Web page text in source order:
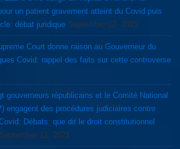
un patient gravement atteint du Covid puis
débat juridique September 12, 2021
Court donne raison au Gouverneur du
Covid: rappel des faits sur cette controverse
gouverneurs républicains et le Comité National
engagent des procédures judiciaires contre
Débats: que dit le droit constitutionnel
September 12, 2021